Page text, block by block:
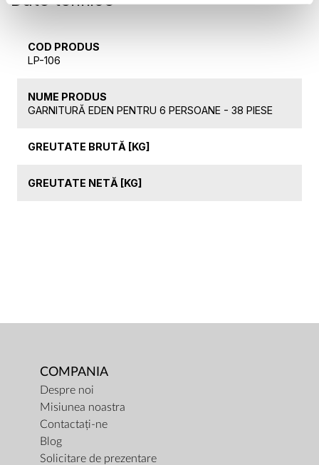
COD PRODUS
LP-106
NUME PRODUS
GARNITURĂ EDEN PENTRU 6 PERSOANE - 38 PIESE
GREUTATE BRUTĂ [KG]
GREUTATE NETĂ [KG]
COMPANIA
Despre noi
Misiunea noastra
Contactați-ne
Blog
Solicitare de prezentare